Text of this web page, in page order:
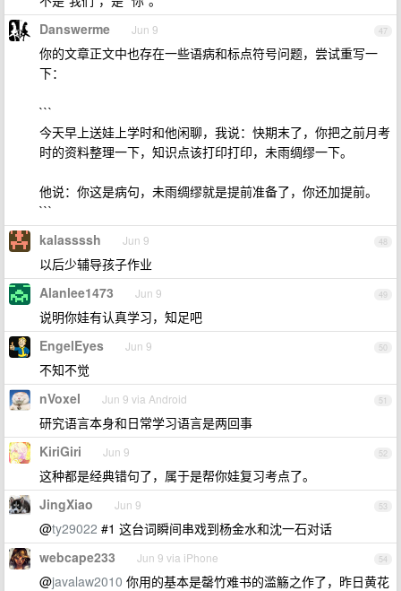
47
Danswerme Jun 9
你的文章正文中也存在一些语病和标点符号问题，尝试重写一
下：
```
今天早上送娃上学时和他闲聊，我说：快期末了，你把之前月考
时的资料整理一下，知识点该打印打印，未雨绸缪一下。
他说：你这是病句，未雨绸缪就是提前准备了，你还加提前。
```
48
kalassssh Jun 9
以后少辅导孩子作业
49
Alanlee1473 Jun 9
说明你娃有认真学习，知足吧
50
EngelEyes Jun 9
不知不觉
51
nVoxel Jun 9 via Android
研究语言本身和日常学习语言是两回事
52
KiriGiri Jun 9
这种都是经典错句了，属于是帮你娃复习考点了。
53
JingXiao Jun 9
@ty29022 #1 这台词瞬间串戏到杨金水和沈一石对话
54
webcape233 Jun 9 via iPhone
@javalaw2010 你用的基本是罄竹难书的滥觞之作了，昨日黄花